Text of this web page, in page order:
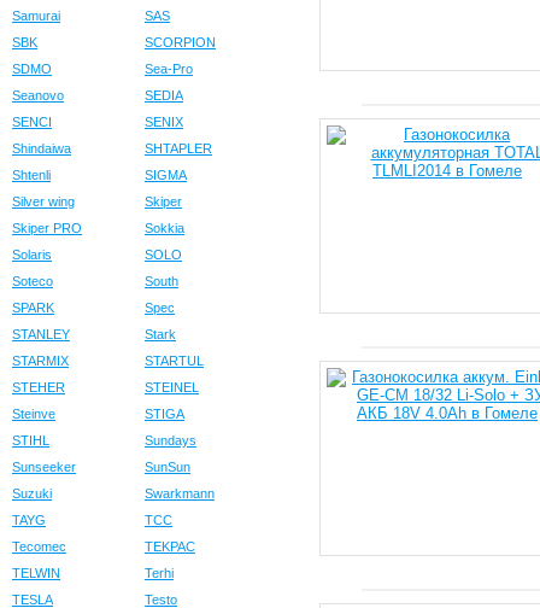
Samurai
SAS
SBK
SCORPION
SDMO
Sea-Pro
Seanovo
SEDIA
SENCI
SENIX
Shindaiwa
SHTAPLER
Shtenli
SIGMA
Silver wing
Skiper
Skiper PRO
Sokkia
Solaris
SOLO
Soteco
South
SPARK
Spec
STANLEY
Stark
STARMIX
STARTUL
STEHER
STEINEL
Steinve
STIGA
STIHL
Sundays
Sunseeker
SunSun
Suzuki
Swarkmann
TAYG
TCC
Tecomec
TEKPAC
TELWIN
Terhi
TESLA
Testo